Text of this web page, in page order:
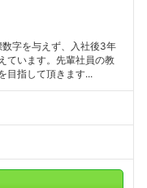
字を与えず、入社後3年
ています。先輩社員の教
目指して頂きます...